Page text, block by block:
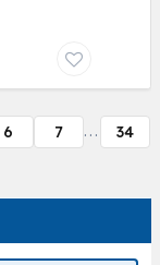
6 7 ... 34